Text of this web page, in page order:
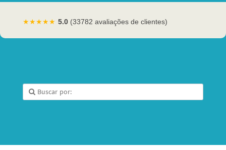
★★★★★ 5.0 (33782 avaliações de clientes)